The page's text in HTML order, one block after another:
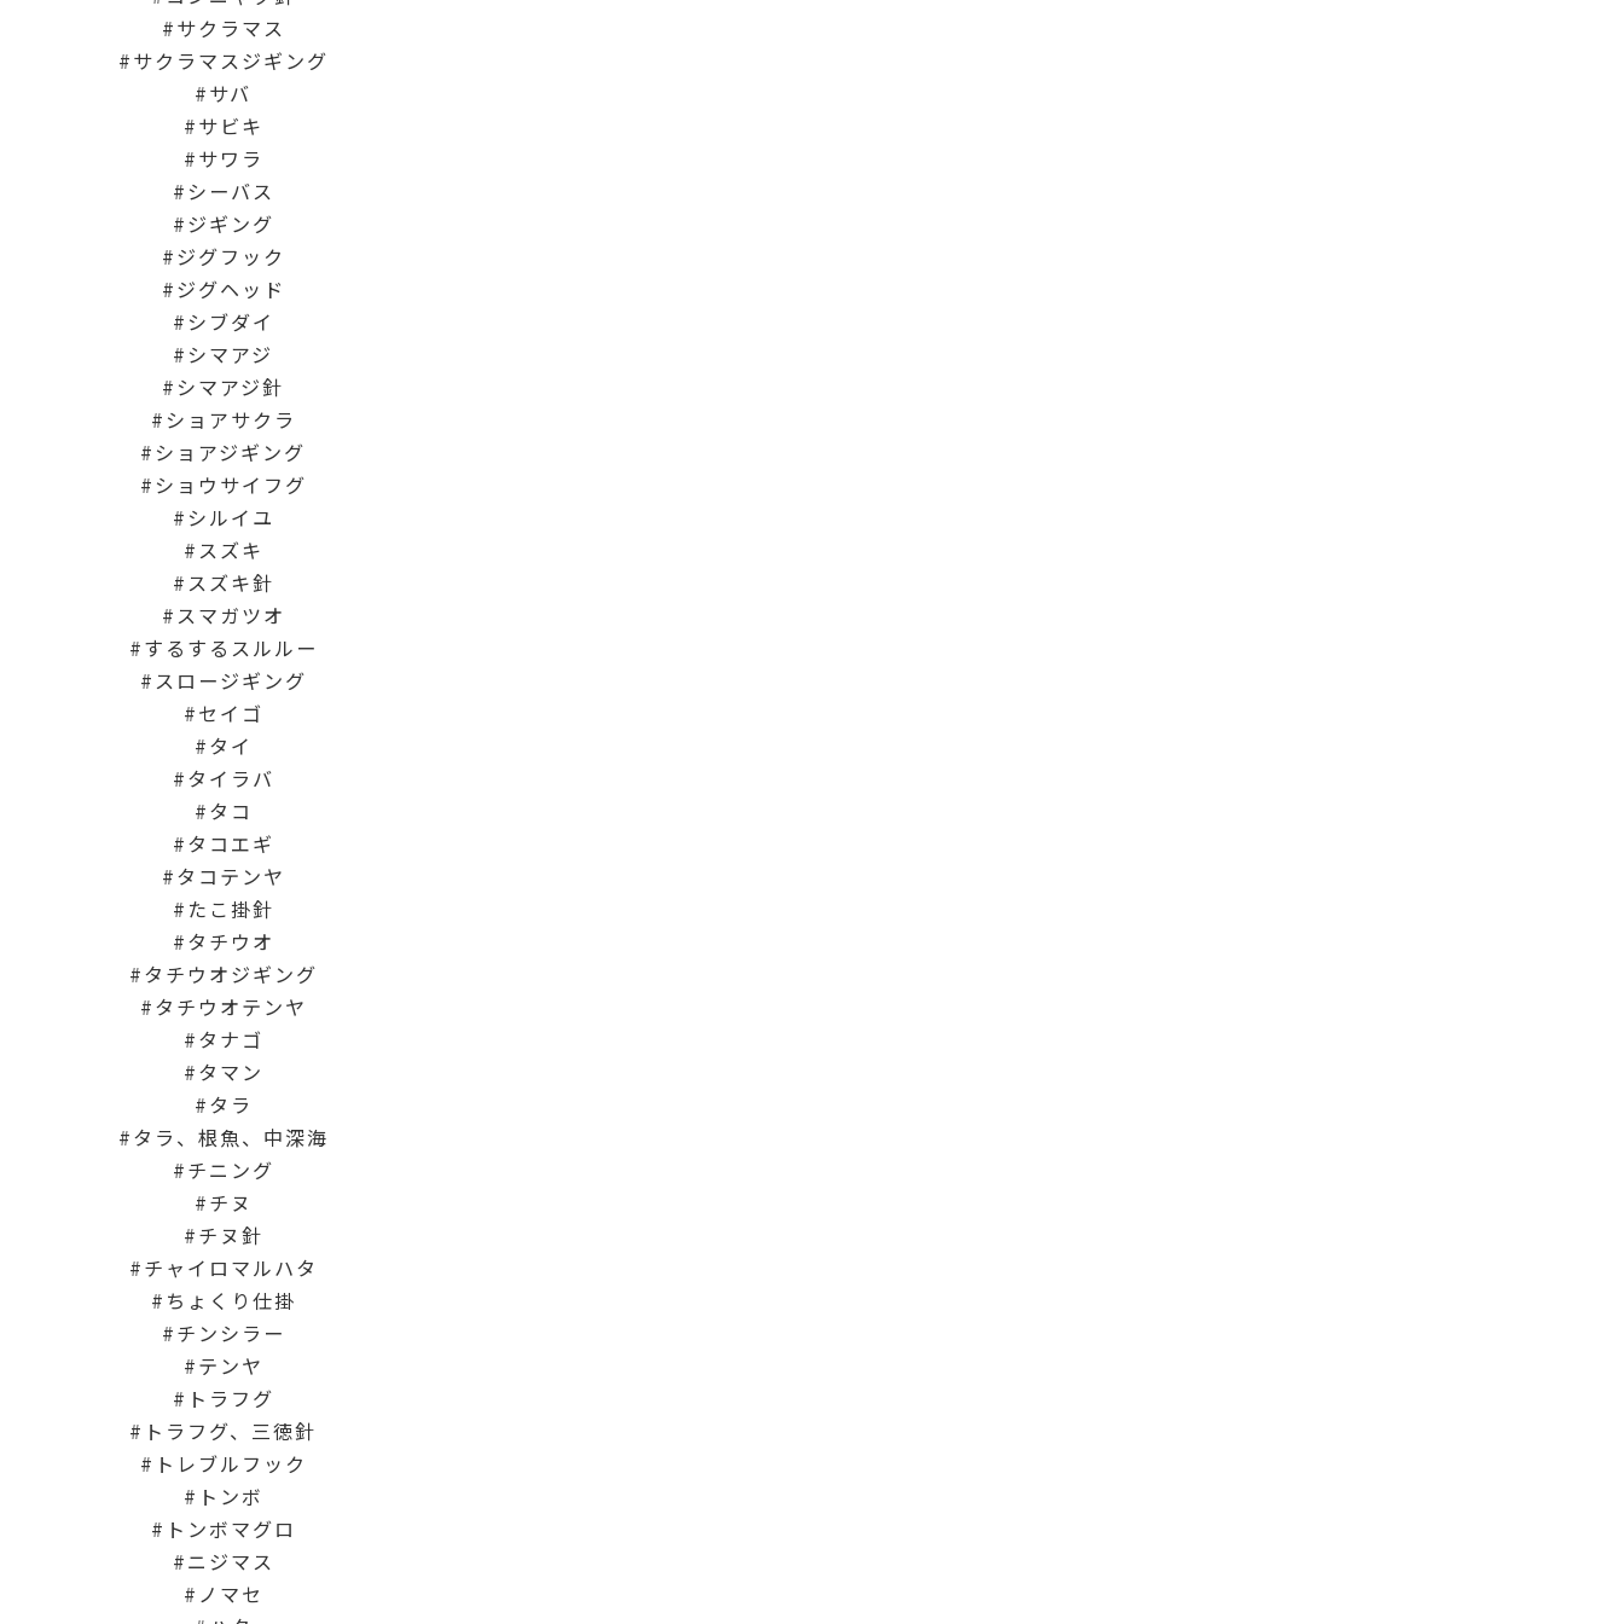
サクラマス
サクラマスジギング
サバ
サビキ
サワラ
シーバス
ジギング
ジグフック
ジグヘッド
シブダイ
シマアジ
シマアジ針
ショアサクラ
ショアジギング
ショウサイフグ
シルイユ
スズキ
スズキ針
スマガツオ
するするスルルー
スロージギング
セイゴ
タイ
タイラバ
タコ
タコエギ
タコテンヤ
たこ掛針
タチウオ
タチウオジギング
タチウオテンヤ
タナゴ
タマン
タラ
タラ、根魚、中深海
チニング
チヌ
チヌ針
チャイロマルハタ
ちょくり仕掛
チンシラー
テンヤ
トラフグ
トラフグ、三徳針
トレブルフック
トンボ
トンボマグロ
ニジマス
ノマセ